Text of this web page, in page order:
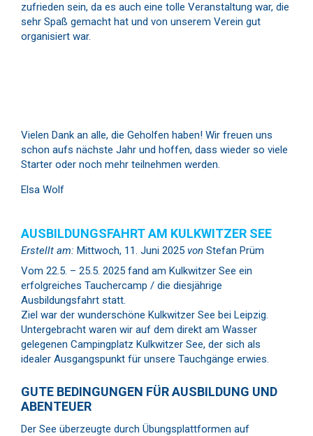
zufrieden sein, da es auch eine tolle Veranstaltung war, die
sehr Spaß gemacht hat und von unserem Verein gut
organisiert war.
Vielen Dank an alle, die Geholfen haben! Wir freuen uns
schon aufs nächste Jahr und hoffen, dass wieder so viele
Starter oder noch mehr teilnehmen werden.
Elsa Wolf
AUSBILDUNGSFAHRT AM KULKWITZER SEE
Erstellt am: Mittwoch, 11. Juni 2025 von Stefan Prüm
Vom 22.5. – 25.5. 2025 fand am Kulkwitzer See ein
erfolgreiches Tauchercamp / die diesjährige
Ausbildungsfahrt statt.
Ziel war der wunderschöne Kulkwitzer See bei Leipzig.
Untergebracht waren wir auf dem direkt am Wasser
gelegenen Campingplatz Kulkwitzer See, der sich als
idealer Ausgangspunkt für unsere Tauchgänge erwies.
GUTE BEDINGUNGEN FÜR AUSBILDUNG UND
ABENTEUER
Der See überzeugte durch Übungsplattformen auf